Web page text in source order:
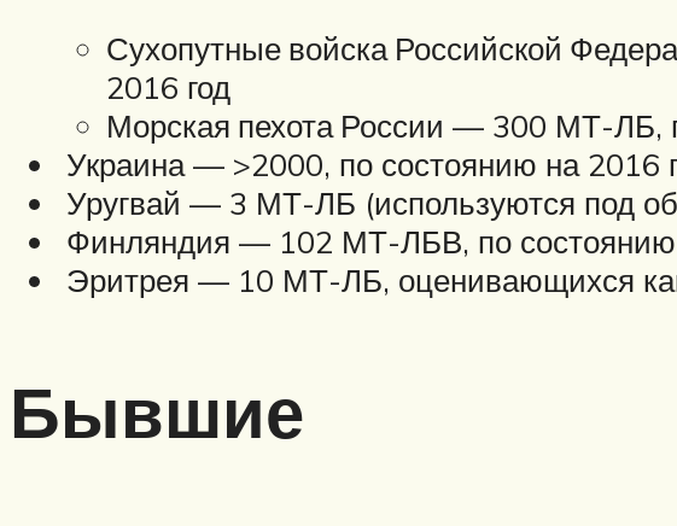
Сухопутные войска Российской
2016 год
Морская пехота России — 300 МТ-ЛБ,
Украина — >2000, по состоянию на 2016
Уругвай — 3 МТ-ЛБ (используются под
Финляндия — 102 МТ-ЛБВ, по состоянию
Эритрея — 10 МТ-ЛБ, оценивающихся
Бывшие